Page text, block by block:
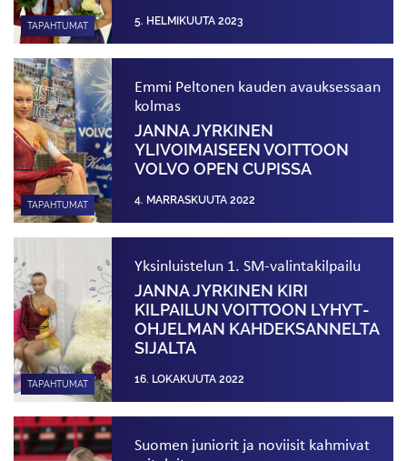
TAPAHTUMAT 5. HELMIKUUTA 2023
TAPAHTUMAT
Emmi Peltonen kauden avauksessaan
kolmas
JANNA JYRKINEN
YLIVOIMAISEEN VOITTOON
VOLVO OPEN CUPISSA
4. MARRASKUUTA 2022
TAPAHTUMAT
Yksinluistelun 1. SM-valintakilpailu
JANNA JYRKINEN KIRI
KILPAILUN VOITTOON LYHYT­­
OHJELMAN KAHDEKSANNELTA
SIJALTA
16. LOKAKUUTA 2022
Suomen juniorit ja noviisit kahmivat